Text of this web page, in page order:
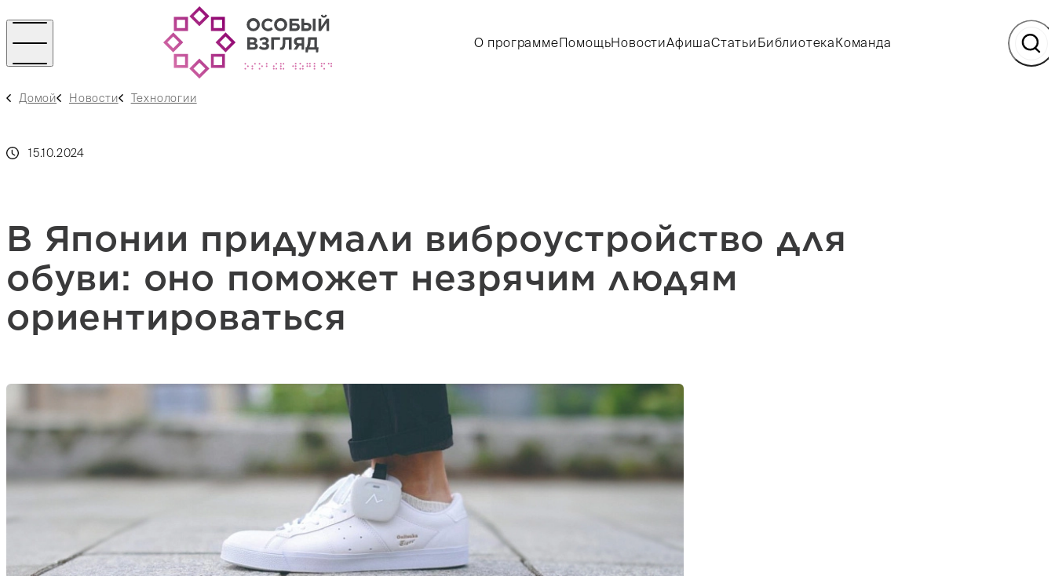
О программеПомощьНовостиАфишаСтатьиБиблиотекаКоманда
Домой Новости Технологии
15.10.2024
В Японии придумали виброустройство для
обуви: оно поможет незрячим людям
ориентироваться